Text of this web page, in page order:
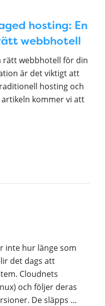
hosting: En
webbhotell
rätt webbhotell för din
är det viktigt att
hosting och
kommer vi att
inte hur länge som
det dags att
Cloudnets
och följer deras
De släpps …